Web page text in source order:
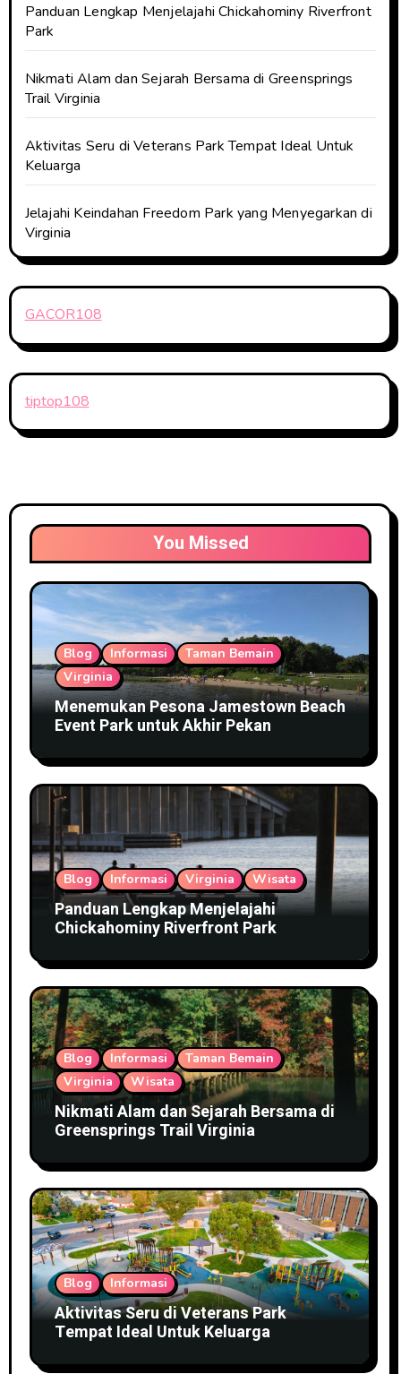
Panduan Lengkap Menjelajahi Chickahominy Riverfront
Park
Nikmati Alam dan Sejarah Bersama di Greensprings
Trail Virginia
Aktivitas Seru di Veterans Park Tempat Ideal Untuk
Keluarga
Jelajahi Keindahan Freedom Park yang Menyegarkan di
Virginia
GACOR108
tiptop108
You Missed
Blog Informasi
Taman Bemain
Virginia
Menemukan Pesona Jamestown Beach
Event Park untuk Akhir Pekan
Blog Informasi Virginia Wisata
Panduan Lengkap Menjelajahi
Chickahominy Riverfront Park
Blog Informasi
Taman Bemain
Virginia
Wisata
Nikmati Alam dan Sejarah Bersama di
Greensprings Trail Virginia
Blog Informasi
Aktivitas Seru di Veterans Park
Tempat Ideal Untuk Keluarga